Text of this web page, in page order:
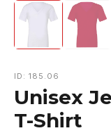
ID: 185.06
Unisex
T-Shirt